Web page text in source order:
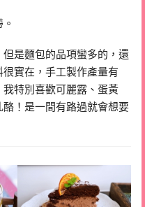
但是麵包的品項蠻多的，還
實在，手工製作產量有
特別喜歡可麗露、蛋黃
！是一間有路過就會想要